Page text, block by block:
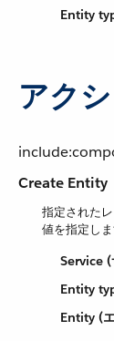
Entity
アク
Create Entity
指定された
値を指定しま
Service
Entity
Entity (